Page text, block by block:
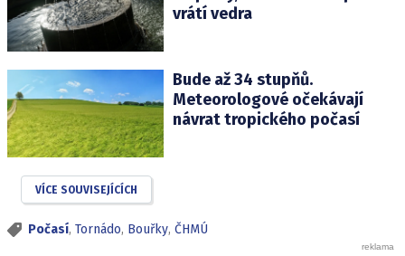
vrátí vedra
Bude až 34 stupňů.
Meteorologové očekávají
návrat tropického počasí
VÍCE SOUVISEJÍCÍCH
Počasí, Tornádo, Bouřky, ČHMÚ